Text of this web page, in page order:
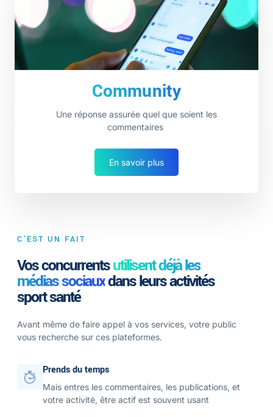
Community
Une réponse assurée quel que soient les
commentaires
En savoir plus
C'EST UN FAIT
Vos concurrentsutilisent déjà les
médias sociauxdans leurs activités
sport santé
Avant même de faire appel à vos services, votre public
vous recherche sur ces plateformes.
Prends du temps
Mais entres les commentaires, les publications, et
votre activité, être actif est souvent usant